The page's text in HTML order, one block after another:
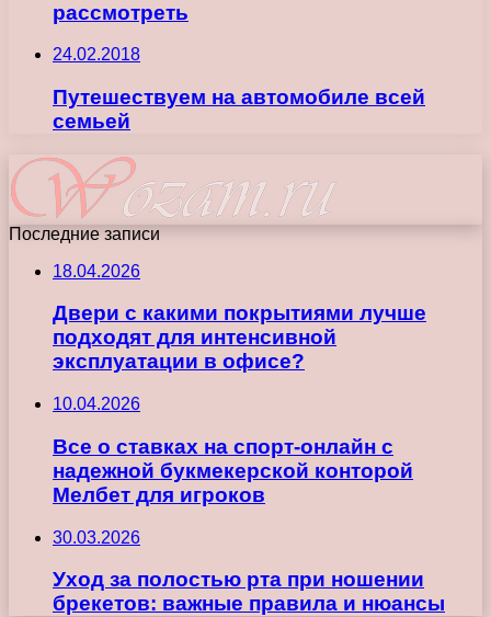
рассмотреть
24.02.2018
Путешествуем на автомобиле всей
семьей
Последние записи
18.04.2026
Двери с какими покрытиями лучше
подходят для интенсивной
эксплуатации в офисе?
10.04.2026
Все о ставках на спорт-онлайн с
надежной букмекерской конторой
Мелбет для игроков
30.03.2026
Уход за полостью рта при ношении
брекетов: важные правила и нюансы